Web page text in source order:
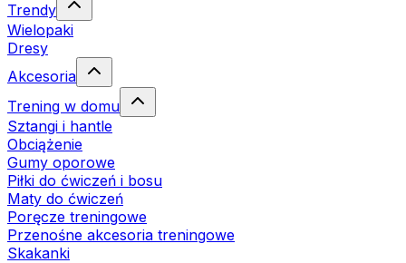
Trendy
Wielopaki
Dresy
Akcesoria
Trening w domu
Sztangi i hantle
Obciążenie
Gumy oporowe
Piłki do ćwiczeń i bosu
Maty do ćwiczeń
Poręcze treningowe
Przenośne akcesoria treningowe
Skakanki